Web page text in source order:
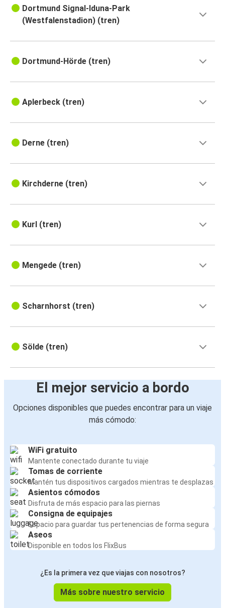
Dortmund Signal-Iduna-Park
(Westfalenstadion) (tren)
Dortmund-Hörde (tren)
Aplerbeck (tren)
Derne (tren)
Kirchderne (tren)
Kurl (tren)
Mengede (tren)
Scharnhorst (tren)
Sölde (tren)
El mejor servicio a bordo
Opciones disponibles que puedes encontrar para un viaje
más cómodo:
WiFi gratuito
Mantente conectado durante tu viaje
Tomas de corriente
Mantén tus dispositivos cargados mientras te desplazas
Asientos cómodos
Disfruta de más espacio para las piernas
Consigna de equipajes
Espacio para guardar tus pertenencias de forma segura
Aseos
Disponible en todos los FlixBus
¿Es la primera vez que viajas con nosotros?
Más sobre nuestro servicio